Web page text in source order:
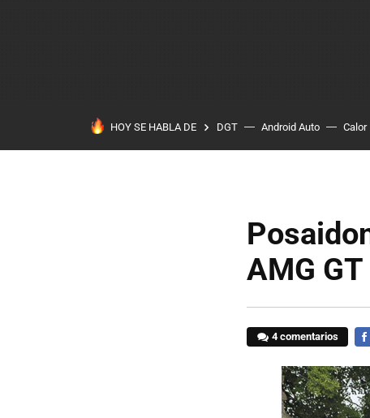
HOY SE HABLA DE DGT Android Auto Calor
AMG GT
4 comentarios